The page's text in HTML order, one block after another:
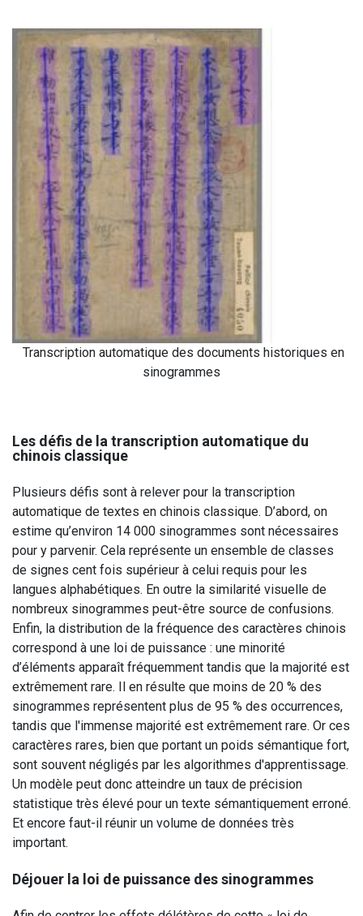
Transcription automatique des documents historiques en
sinogrammes
Les défis de la transcription automatique du
chinois classique
Plusieurs défis sont à relever pour la transcription
automatique de textes en chinois classique. D’abord, on
estime qu’environ 14 000 sinogrammes sont nécessaires
pour y parvenir. Cela représente un ensemble de classes
de signes cent fois supérieur à celui requis pour les
langues alphabétiques. En outre la similarité visuelle de
nombreux sinogrammes peut-être source de confusions.
Enfin, la distribution de la fréquence des caractères chinois
correspond à une loi de puissance : une minorité
d’éléments apparaît fréquemment tandis que la majorité est
extrêmement rare. Il en résulte que moins de 20 % des
sinogrammes représentent plus de 95 % des occurrences,
tandis que l'immense majorité est extrêmement rare. Or ces
caractères rares, bien que portant un poids sémantique fort,
sont souvent négligés par les algorithmes d'apprentissage.
Un modèle peut donc atteindre un taux de précision
statistique très élevé pour un texte sémantiquement erroné.
Et encore faut-il réunir un volume de données très
important.
Déjouer la loi de puissance des sinogrammes